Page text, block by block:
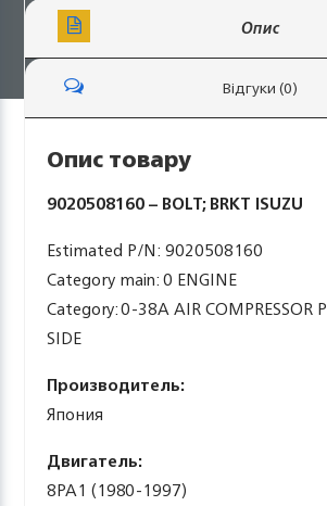
Опис
Відгуки (0)
Опис товару
9020508160 – BOLT; BRKT ISUZU
Estimated P/N: 9020508160
Category main: 0 ENGINE
Category: 0-38A AIR COMPRESSOR
SIDE
Производитель:
Япония
Двигатель:
8PA1 (1980-1997)